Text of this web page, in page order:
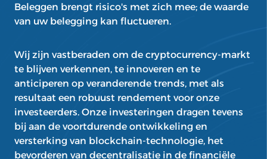
Beleggen brengt risico's met zich mee; de waarde
van uw belegging kan fluctueren.
Wij zijn vastberaden om de cryptocurrency-markt
te blijven verkennen, te innoveren en te
anticiperen op veranderende trends, met als
resultaat een robuust rendement voor onze
investeerders. Onze investeringen dragen tevens
bij aan de voortdurende ontwikkeling en
versterking van blockchain-technologie, het
bevorderen van decentralisatie in de financiële